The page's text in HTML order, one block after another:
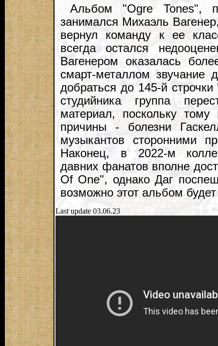
Альбом "Ogre Tones",
занимался Михаэль
вернул команду к ее
всегда остался
Вагенером оказалась
смарт-металлом звучание
добраться до 145-й
студийника группа
материал, поскольку
причины - болезни
музыкантов сторонними
Наконец, в 2022-м
давних фанатов вполне
Of One", однако Даг
возможно этот альбом
Last update 03.06.23